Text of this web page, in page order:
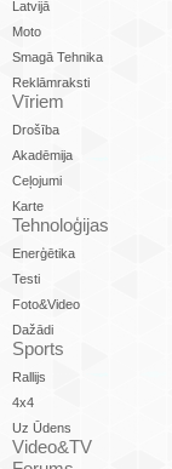
Latvijā
Moto
Smagā Tehnika
Reklāmraksti
Vīriem
Drošība
Akadēmija
Ceļojumi
Karte
Tehnoloģijas
Enerģētika
Testi
Foto&Video
Dažādi
Sports
Rallijs
4x4
Uz Ūdens
Video&TV